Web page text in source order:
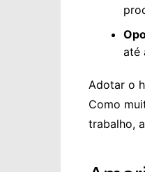
até
Adotar o
Como
trabalho,